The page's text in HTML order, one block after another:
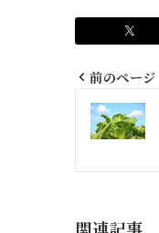
投
稿
ナ
ゲ
前のページ
関連記事